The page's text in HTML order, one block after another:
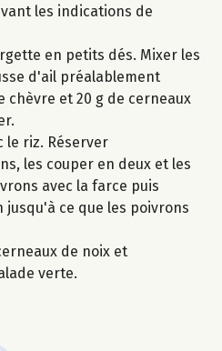
les indications de
en petits dés. Mixer les
d'ail préalablement
chèvre et 20 g de cerneaux
le riz. Réserver
les couper en deux et les
avec la farce puis
ce que les poivrons
de noix et
verte.